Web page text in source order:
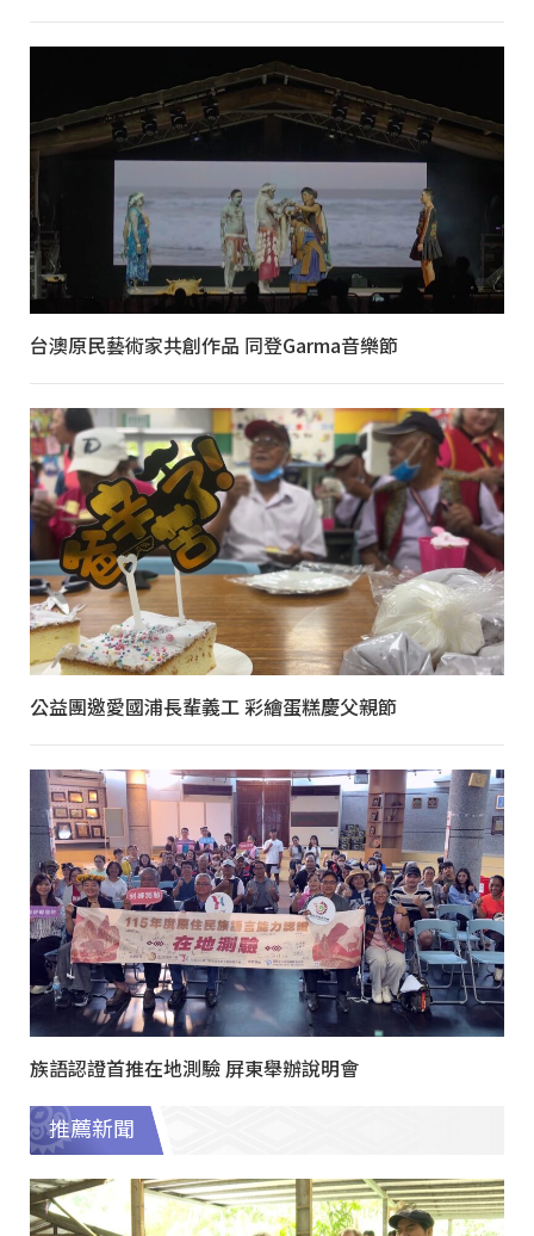
台澳原民藝術家共創作品 同登Garma音樂節
公益團邀愛國浦長輩義工 彩繪蛋糕慶父親節
族語認證首推在地測驗 屏東舉辦說明會
推薦新聞